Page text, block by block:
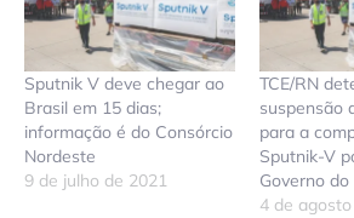
Sputnik V deve chegar ao
Brasil em 15 dias;
informação é do Consórcio
Nordeste
9 de julho de 2021
TCE/RN
suspensão
para a
Sputnik-V
Governo do
4 de